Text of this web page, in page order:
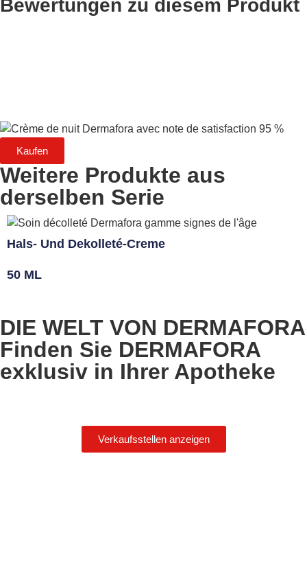
Bewertungen zu diesem Produkt
Kaufen
Weitere Produkte aus
derselben Serie
Hals- Und Dekolleté-Creme
50 ML
DIE WELT VON DERMAFORA
Finden Sie DERMAFORA
exklusiv in Ihrer Apotheke
Verkaufsstellen anzeigen